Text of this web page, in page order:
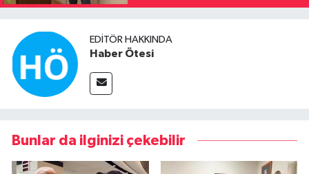
EDITÖR HAKKINDA
Haber Ötesi
Bunlar da ilginizi çekebilir